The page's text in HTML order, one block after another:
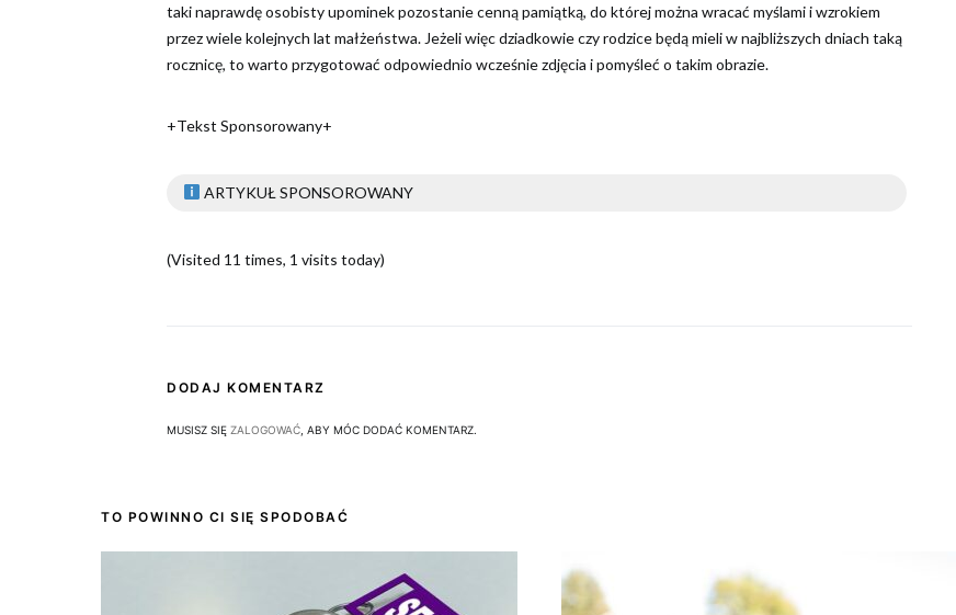
taki naprawdę osobisty upominek pozostanie cenną pamiątką, do której można wracać myślami i wzrokiem
przez wiele kolejnych lat małżeństwa. Jeżeli więc dziadkowie czy rodzice będą mieli w najbliższych dniach taką
rocznicę, to warto przygotować odpowiednio wcześnie zdjęcia i pomyśleć o takim obrazie.
+Tekst Sponsorowany+
ARTYKUŁ SPONSOROWANY
(Visited 11 times, 1 visits today)
DODAJ KOMENTARZ
MUSISZ SIĘ ZALOGOWAĆ , ABY MÓC DODAĆ KOMENTARZ.
TO POWINNO CI SIĘ SPODOBAĆ